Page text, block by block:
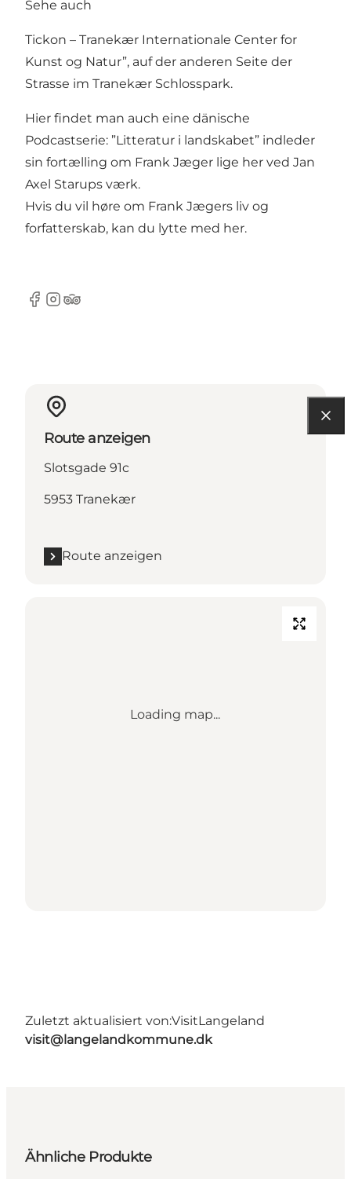
Sehe auch
Tickon – Tranekær Internationale Center for
Kunst og Natur”, auf der anderen Seite der
Strasse im Tranekær Schlosspark.
Hier findet man auch eine dänische
Podcastserie: ”Litteratur i landskabet” indleder
sin fortælling om Frank Jæger lige her ved Jan
Axel Starups værk.
Hvis du vil høre om Frank Jægers liv og
forfatterskab, kan du lytte med her.
Facebook
Instagram
Tripadvisor
Route anzeigen
Slotsgade 91c
5953 Tranekær
Route anzeigen
Loading map...
Zuletzt aktualisiert von:VisitLangeland
visit@langelandkommune.dk
Ähnliche Produkte